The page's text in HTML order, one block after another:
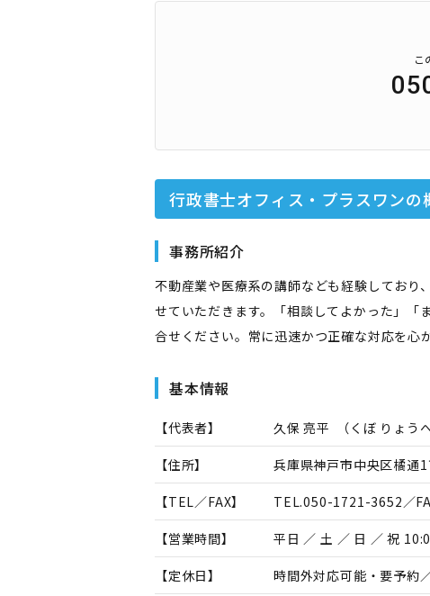
こ
行政書士オフィス・プラスワンの
事務所紹介
不動産業や医療系の講師なども経験しており
せていただきます。「相談してよかった」「
合せください。常に迅速かつ正確な対応を心
基本情報
【代表者】 久保 亮平 （ くぼ りょう
【住所】 兵庫県神戸市中央区橘通
【TEL／FAX】 TEL.050-1721-3652 ／
【営業時間】 平日 ／ 土 ／ 日 ／ 祝
【定休日】 時間外対応可能・要予約